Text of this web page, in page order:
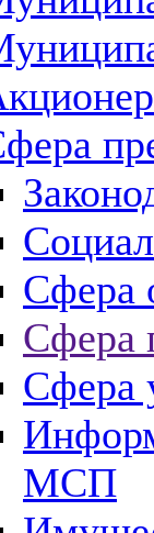
Сфера
Сфера
Сфера
МСП